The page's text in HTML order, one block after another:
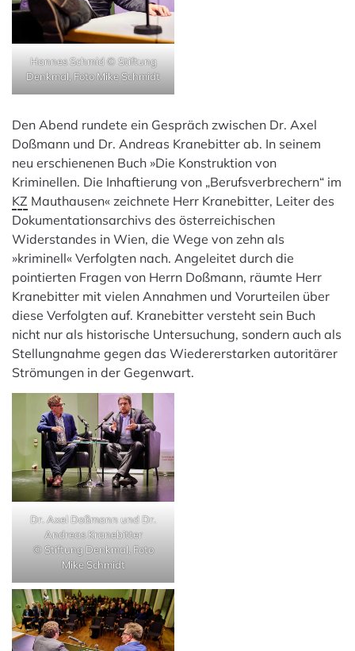
Hannes Schmid © Stiftung
Denkmal, Foto Mike Schmidt
Den Abend rundete ein Gespräch zwischen Dr. Axel
Doßmann und Dr. Andreas Kranebitter ab. In seinem
neu erschienenen Buch »Die Konstruktion von
Kriminellen. Die Inhaftierung von „Berufsverbrechern“ im
KZ Mauthausen« zeichnete Herr Kranebitter, Leiter des
Dokumentationsarchivs des österreichischen
Widerstandes in Wien, die Wege von zehn als
»kriminell« Verfolgten nach. Angeleitet durch die
pointierten Fragen von Herrn Doßmann, räumte Herr
Kranebitter mit vielen Annahmen und Vorurteilen über
diese Verfolgten auf. Kranebitter versteht sein Buch
nicht nur als historische Untersuchung, sondern auch als
Stellungnahme gegen das Wiedererstarken autoritärer
Strömungen in der Gegenwart.
Dr. Axel Doßmann und Dr.
Andreas Kranebitter
© Stiftung Denkmal, Foto
Mike Schmidt